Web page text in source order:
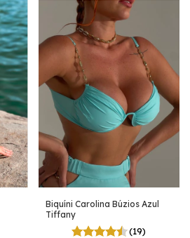
Biquíni Carolina Búzios Azul
Tiffany
(19)